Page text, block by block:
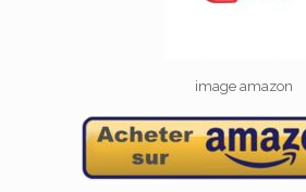
image amazon